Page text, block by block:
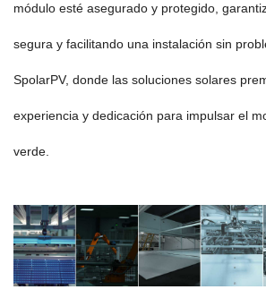
módulo esté asegurado y protegido,
segura y facilitando una instalación sin
SpolarPV, donde las soluciones solares
experiencia y dedicación para impulsar el
verde.